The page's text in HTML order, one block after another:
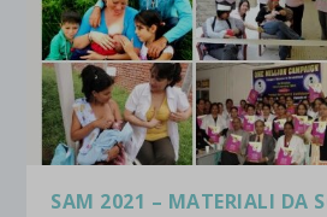
SAM 2021 – MATERIALI DA